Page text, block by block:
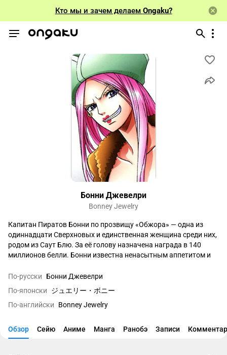
Кто мы и зачем делаем Ongaku?
Бонни Джевелри
Bonney Jewelry
Капитан Пиратов Бонни по прозвищу «Обжора» — одна из
одиннадцати Сверхновых и единственная женщина среди них,
родом из Саут Блю. За её голову назначена награда в 140
миллионов белли. Бонни известна ненасытным аппетитом и
возможности, требует добавки, не закончив с текущей
При всей грубости она умеет сохранять холодную голову и
Сабаоди, где одно неверное движение может привлечь
адмирала. Именно поэтому она остановила попытку Зоро
По-русски
Бонни Джевелри
По-японски
ジュエリー・ボニー
По-английски
Bonney Jewelry
Обзор Сейю Аниме Манга Ранобэ Записи